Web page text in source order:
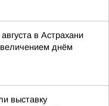
в Астрахани
днём
выставку